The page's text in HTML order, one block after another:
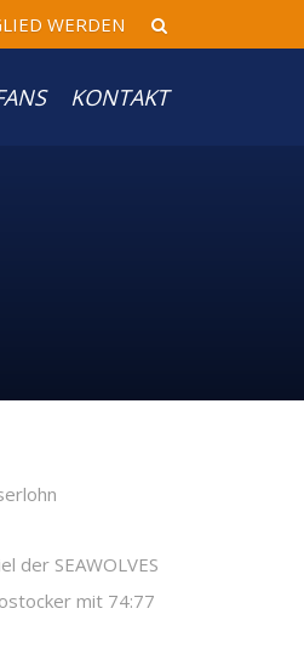
WERDEN
KONTAKT
der SEAWOLVES
mit 74:77